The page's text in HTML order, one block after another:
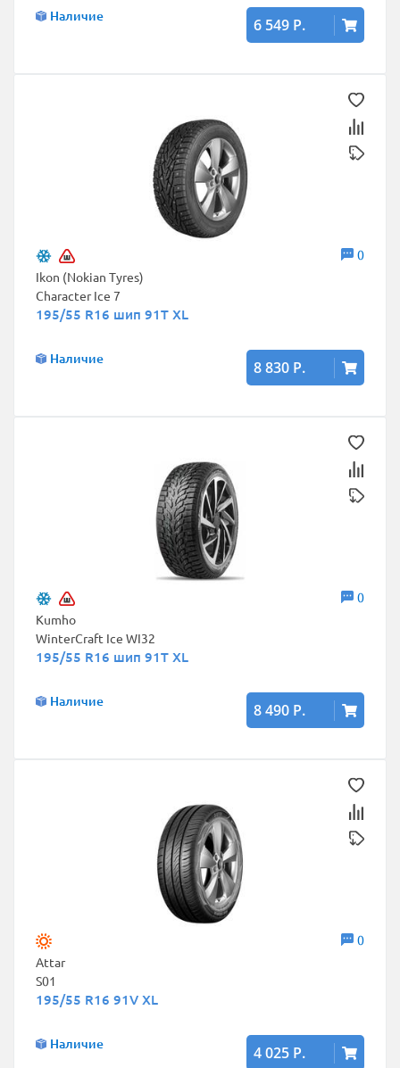
Наличие 6 549 Р.
0
Ikon (Nokian Tyres)
Character Ice 7
195/55 R16 шип 91T XL
Наличие 8 830 Р.
0
Kumho
WinterCraft Ice WI32
195/55 R16 шип 91T XL
Наличие 8 490 Р.
0
Attar
S01
195/55 R16 91V XL
Наличие 4 025 Р.